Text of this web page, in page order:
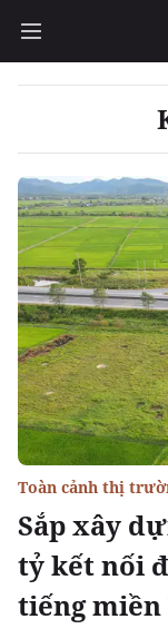
Sắp xây
tỷ kết nối
tiếng
Toàn cảnh thị